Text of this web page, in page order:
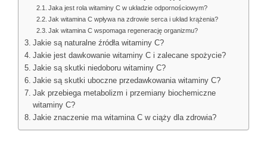
Jaka jest rola witaminy C w układzie odpornościowym?
Jak witamina C wpływa na zdrowie serca i układ krążenia?
Jak witamina C wspomaga regenerację organizmu?
Jakie są naturalne źródła witaminy C?
Jakie jest dawkowanie witaminy C i zalecane spożycie?
Jakie są skutki niedoboru witaminy C?
Jakie są skutki uboczne przedawkowania witaminy C?
Jak przebiega metabolizm i przemiany biochemiczne
witaminy C?
Jakie znaczenie ma witamina C w ciąży dla zdrowia?